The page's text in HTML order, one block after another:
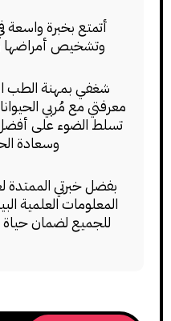
أتمتع بخبرة واسعة
وتشخيص أمراضها
شغفي بمهنة الطب
معرفتي مع مُربي
تسلط الضوء على
وسعادة
بفضل خبرتي
المعلومات العلمية
للجميع لضمان حياة